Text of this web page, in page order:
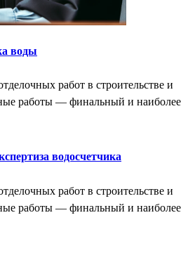
воды
работ в строительстве и
работы — финальный и наиболее
водосчетчика
работ в строительстве и
работы — финальный и наиболее